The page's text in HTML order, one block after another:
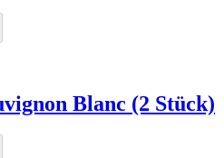
Blanc (2 Stück)